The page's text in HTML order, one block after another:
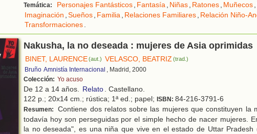
Temática: Personajes Fantásticos, Fantasía, Niñas, Ratones, Muñecos,
Imaginación ,Sueños, Familia, Relaciones Familiares, Relación Niño-
Transformaciones.
Nakusha, la no deseada : mujeres de Asia oprimidas
BINET, LAURENCE(aut.) VELASCO, BEATRIZ(trad.)
Bruño Amnistía Internacional , Madrid, 2000
Colección: Yo acuso
De 12 a 14 años. Relato. Castellano.
122 p.; 20x14 cm.; rústica; 1ª ed.; papel; ISBN: 84-216-3791-6
Resumen:
Contiene dos relatos sobre las mujeres que constituyen la
todavía hoy son perseguidas por el simple hecho de nacer mujeres.
la no deseada", es una niña que vive en el estado de Uttar Pradesh